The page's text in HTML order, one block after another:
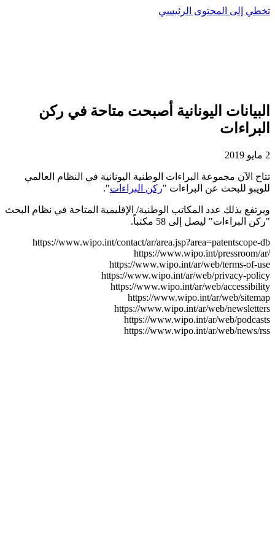
تخطي إلى المحتوى الرئيسي
البيانات اليونانية أصبحت متاحة في ركن
البراءات
2 مايو 2019
تتاح الآن مجموعة البراءات الوطنية اليونانية في النظام العالمي
للويبو للبحث عن البراءات "ركن البراءات".
ويرتفع بذلك عدد المكاتب الوطنية/ الإقليمية المتاحة في نظام البحث
"ركن البراءات" ليصل إلى 58 مكتباً.
https://www.wipo.int/contact/ar/area.jsp?area=patentscope-db
https://www.wipo.int/pressroom/ar/
https://www.wipo.int/ar/web/terms-of-use
https://www.wipo.int/ar/web/privacy-policy
https://www.wipo.int/ar/web/accessibility
https://www.wipo.int/ar/web/sitemap
https://www.wipo.int/ar/web/newsletters
https://www.wipo.int/ar/web/podcasts
https://www.wipo.int/ar/web/news/rss